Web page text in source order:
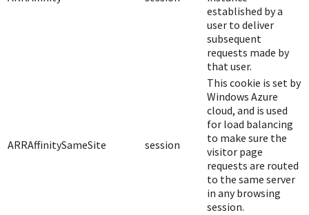
established by a
user to deliver
subsequent
requests made by
that user.
ARRAffinitySameSite session
This cookie is set by
Windows Azure
cloud, and is used
for load balancing
to make sure the
visitor page
requests are routed
to the same server
in any browsing
session.